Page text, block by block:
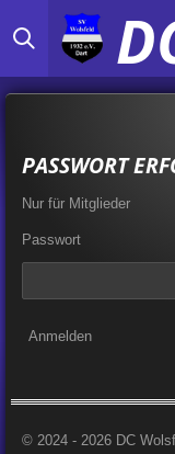
Hauptinhalt
PASSWORT
Nur für Mitglieder
Passwort
Anmelden
© 2024 - 2026 DC